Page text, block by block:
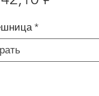
*